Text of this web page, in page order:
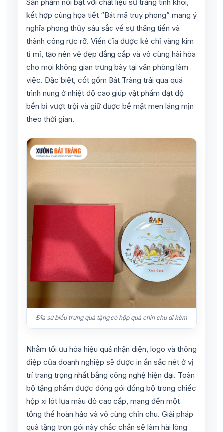
Sản phẩm nổi bật với chất liệu sứ trắng tinh khôi,
kết hợp cùng họa tiết “Bát mã truy phong” mang ý
nghĩa phong thủy sâu sắc về sự thăng tiến và
thành công rực rỡ. Viền đĩa được kẻ chỉ vàng kim
tỉ mỉ, tạo nên vẻ đẹp đẳng cấp và vô cùng hài hòa
cho mọi không gian trưng bày tại văn phòng làm
việc. Đặc biệt, cốt gốm Bát Tràng trải qua quá
trình nung ở nhiệt độ cao giúp vật phẩm đạt độ
bền bỉ vượt trội và giữ được bề mặt men láng mịn
theo thời gian.
Đĩa sứ biểu trưng quà tặng có hộp quà chỉn chu đi kèm
Nhằm tối ưu hóa hiệu quả nhận diện, logo và thông
điệp của doanh nghiệp sẽ được in ấn sắc nét ở vị
trí trang trọng nhất bằng công nghệ hiện đại. Toàn
bộ tặng phẩm được đóng gói đồng bộ trong chiếc
hộp xi lót lụa màu đỏ cao cấp, mang đến một
tổng thể hoàn hảo và vô cùng chỉn chu. Giải pháp
quà tặng trọn gói này chắc chắn sẽ làm hài lòng